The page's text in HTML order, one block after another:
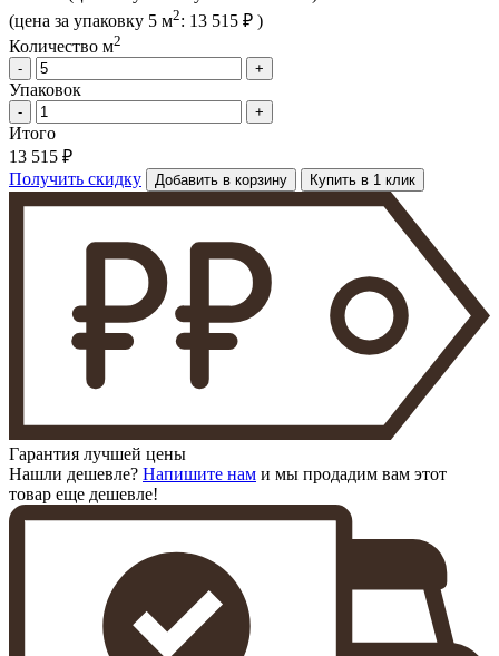
(цена за упаковку 5 м2: 13 515 ₽ )
Количество м2
-
+
Упаковок
- +
Итого
13 515 ₽
Получить скидку
Добавить в корзину Купить в 1 клик
Гарантия лучшей цены
Нашли дешевле? Напишите нам и мы продадим вам этот
товар еще дешевле!